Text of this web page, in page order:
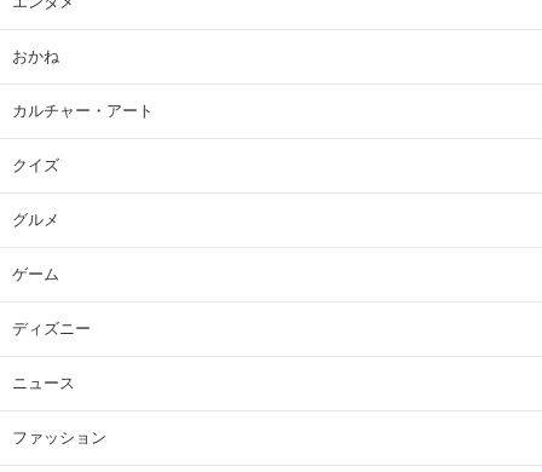
おかね
カルチャー・アート
クイズ
グルメ
ゲーム
ディズニー
ニュース
ファッション